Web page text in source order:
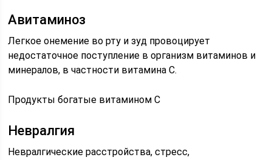
Авитаминоз
Легкое онемение во рту и зуд провоцирует
недостаточное поступление в организм витаминов и
минералов, в частности витамина C.
Продукты богатые витамином C
Невралгия
Невралгические расстройства, стресс,